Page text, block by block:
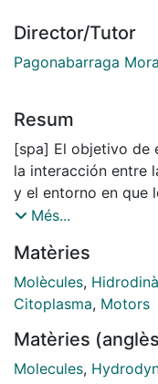
Director/Tutor
Pagonabarraga
Resum
[spa] El objetivo de
la interacción entre
y el entorno en que
mueven. Hemos
fluido afectan
de los motores.
dinámica de varios
se desplazan, los
citoplasmáticos
Més...
Matèries
Molècules,
Citoplasma, Motors
Matèries
Molecules,